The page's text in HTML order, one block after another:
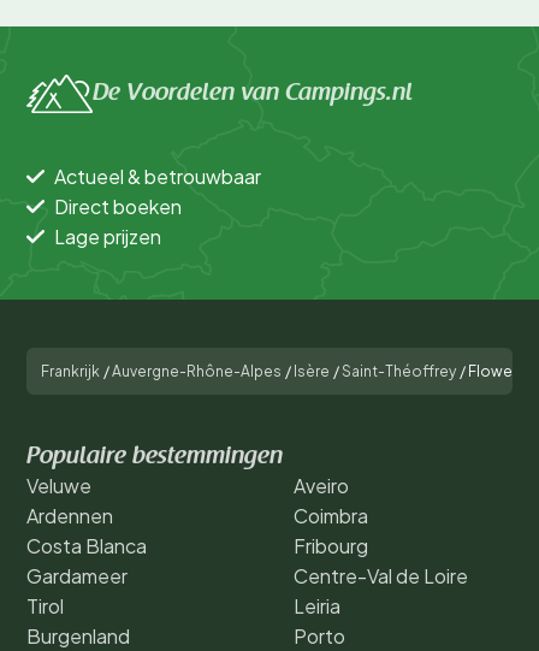
De Voordelen van Campings.nl
Actueel & betrouwbaar
Direct boeken
Lage prijzen
Frankrijk /Auvergne-Rhône-Alpes / Isère /Saint-Théoffrey / Flower
Populaire bestemmingen
Veluwe
Ardennen
Costa Blanca
Gardameer
Tirol
Burgenland
Aveiro
Coimbra
Fribourg
Centre-Val de Loire
Leiria
Porto